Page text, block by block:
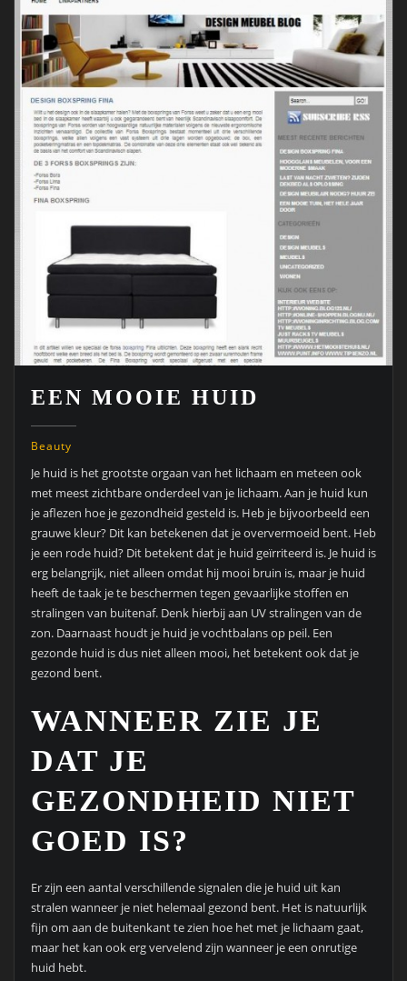
EEN MOOIE HUID
Beauty
Je huid is het grootste orgaan van het lichaam en meteen ook
met meest zichtbare onderdeel van je lichaam. Aan je huid kun
je aflezen hoe je gezondheid gesteld is. Heb je bijvoorbeeld een
grauwe kleur? Dit kan betekenen dat je oververmoeid bent. Heb
je een rode huid? Dit betekent dat je huid geïrriteerd is. Je huid is
erg belangrijk, niet alleen omdat hij mooi bruin is, maar je huid
heeft de taak je te beschermen tegen gevaarlijke stoffen en
stralingen van buitenaf. Denk hierbij aan UV stralingen van de
zon. Daarnaast houdt je huid je vochtbalans op peil. Een
gezonde huid is dus niet alleen mooi, het betekent ook dat je
gezond bent.
WANNEER ZIE JE
DAT JE
GEZONDHEID NIET
GOED IS?
Er zijn een aantal verschillende signalen die je huid uit kan
stralen wanneer je niet helemaal gezond bent. Het is natuurlijk
fijn om aan de buitenkant te zien hoe het met je lichaam gaat,
maar het kan ook erg vervelend zijn wanneer je een onrutige
huid hebt.